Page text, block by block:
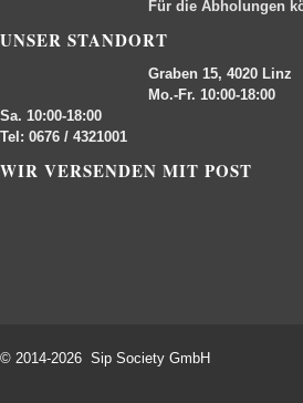
Für die Abholungen
UNSER STANDORT
Graben 15, 4020 Linz
Mo.-Fr. 10:00-18:00
Sa. 10:00-18:00
Tel: 0676 / 4321001
WIR VERSENDEN MIT POST
© 2014-2026 Sip Society GmbH